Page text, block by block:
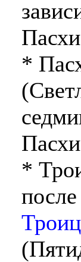
*
*